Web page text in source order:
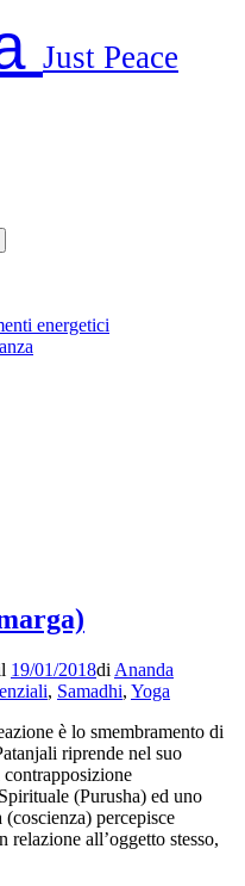
Just Peace
energetici
19/01/2018di Ananda
, Samadhi, Yoga
è lo smembramento di
riprende nel suo
(Purusha) ed uno
percepisce
all’oggetto stesso,